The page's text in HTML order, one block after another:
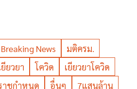
Breaking News
มติครม.
ยวยา โควิด
เยียวยาโควิด
าชกำหนด อื่นๆ 7แสนล้าน